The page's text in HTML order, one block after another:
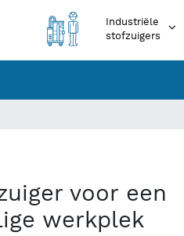
Industriële
stofzuigers
voor een
werkplek